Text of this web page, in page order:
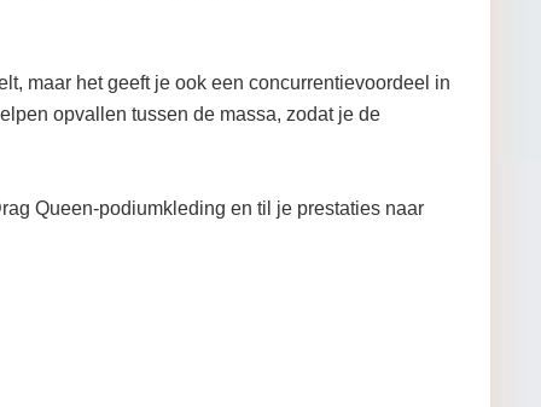
maar het geeft je ook een concurrentievoordeel in
opvallen tussen de massa, zodat je de
Queen-podiumkleding en til je prestaties naar